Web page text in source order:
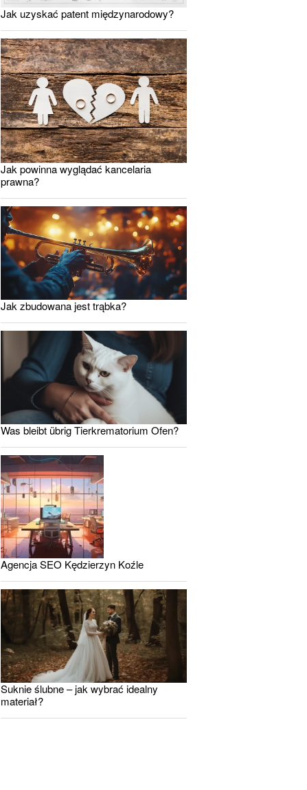
Jak uzyskać patent międzynarodowy?
Jak powinna wyglądać kancelaria
prawna?
Jak zbudowana jest trąbka?
Was bleibt übrig Tierkrematorium Ofen?
Agencja SEO Kędzierzyn Koźle
Suknie ślubne – jak wybrać idealny
materiał?